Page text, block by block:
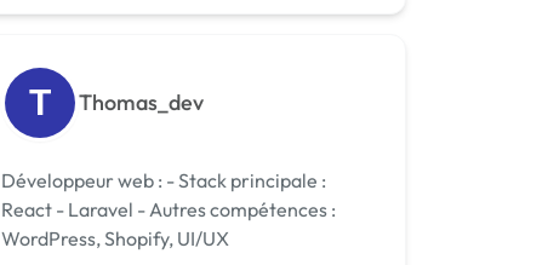
T Thomas_dev
Développeur web : - Stack principale :
React - Laravel - Autres compétences :
WordPress, Shopify, UI/UX